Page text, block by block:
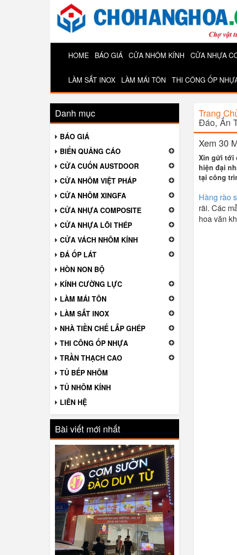
HOME BÁO GIÁ CỬA NHÔM KÍNH CỬA NHỰA
LÀM SẮT INOX LÀM MÁI TÔN THI CÔNG ỐP
Danh mục
BÁO GIÁ
BIỂN QUẢNG CÁO
CỬA CUỐN AUSTDOOR
CỬA NHÔM VIỆT PHÁP
CỬA NHÔM XINGFA
CỬA NHỰA COMPOSITE
CỬA NHỰA LÕI THÉP
CỬA VÁCH NHÔM KÍNH
ĐÁ ỐP LÁT
HÒN NON BỘ
KÍNH CƯỜNG LỰC
LÀM MÁI TÔN
LÀM SẮT INOX
NHÀ TIỀN CHẾ LẮP GHÉP
THI CÔNG ỐP NHỰA
TRẦN THẠCH CAO
TỦ BẾP NHÔM
TỦ NHÔM KÍNH
LIÊN HỆ
Bài viết mới nhất
Trang
Đáo, Ấn
Xem 30
Xin gửi tới
hiện đại
tại công
Hàng rào
rãi. Các
hoa văn